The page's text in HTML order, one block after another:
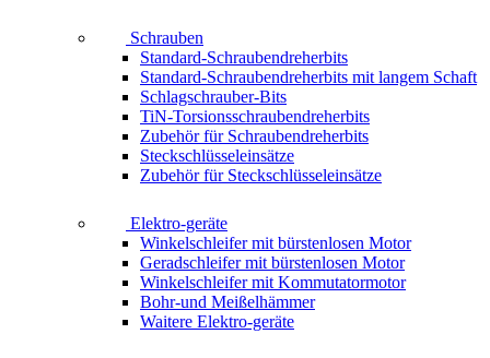
Schrauben
Standard-Schraubendreherbits
Standard-Schraubendreherbits mit langem Schaft
Schlagschrauber-Bits
TiN-Torsionsschraubendreherbits
Zubehör für Schraubendreherbits
Steckschlüsseleinsätze
Zubehör für Steckschlüsseleinsätze
Elektro-geräte
Winkelschleifer mit bürstenlosen Motor
Geradschleifer mit bürstenlosen Motor
Winkelschleifer mit Kommutatormotor
Bohr-und Meißelhämmer
Waitere Elektro-geräte